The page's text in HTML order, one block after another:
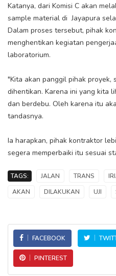
Katanya, dari Komisi C akan
sample material di Jayapura
Dalam proses tersebut, pihak
menghentikan kegiatan
laboratorium.
"Kita akan panggil pihak proyek,
dihentikan. Karena ini yang kita
dan berdebu. Oleh karena itu
tandasnya.
Ia harapkan, pihak kontraktor
segera memperbaiki itu sesuai
TAGS: JALAN TRANS
AKAN
DILAKUKAN UJI
FACEBOOK
PINTEREST